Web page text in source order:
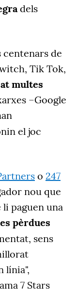
dels
centenars de
Tik Tok,
multes
–Google
el joc
o 247
nou que
li paguen una
pèrdues
sens
línia",
7 Stars